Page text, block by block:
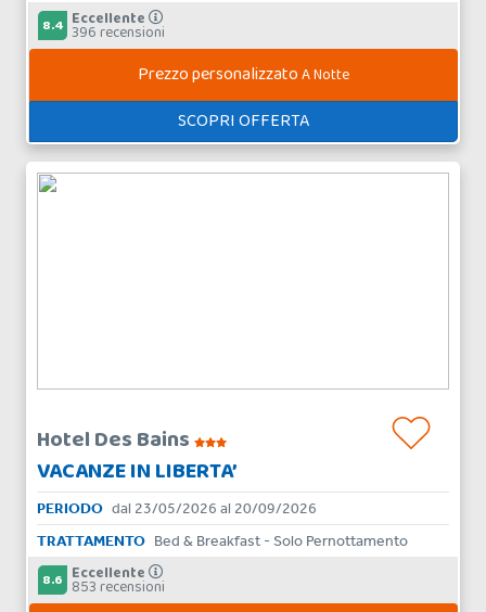
8.4 Eccellente
396 recensioni
Prezzo personalizzatoA Notte
SCOPRI OFFERTA
Hotel Des Bains
VACANZE IN LIBERTA’
PERIODO dal 23/05/2026 al 20/09/2026
TRATTAMENTO Bed & Breakfast - Solo Pernottamento
8.6 Eccellente
853 recensioni